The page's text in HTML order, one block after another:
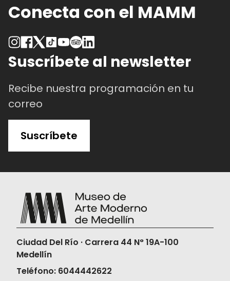
Conecta con el MAMM
Suscríbete al newsletter
Recibe nuestra programación en tu
correo
Suscríbete
Ciudad Del Río · Carrera 44 N° 19A-100
Medellín
Teléfono: 6044442622